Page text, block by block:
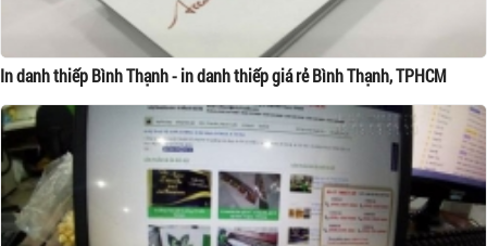
In danh thiếp Bình Thạnh - in danh thiếp giá rẻ Bình Thạnh, TPHCM